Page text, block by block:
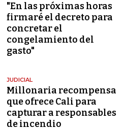
"En las próximas horas
firmaré el decreto para
concretar el
congelamiento del
gasto"
JUDICIAL
Millonaria recompensa
que ofrece Cali para
capturar a responsables
de incendio